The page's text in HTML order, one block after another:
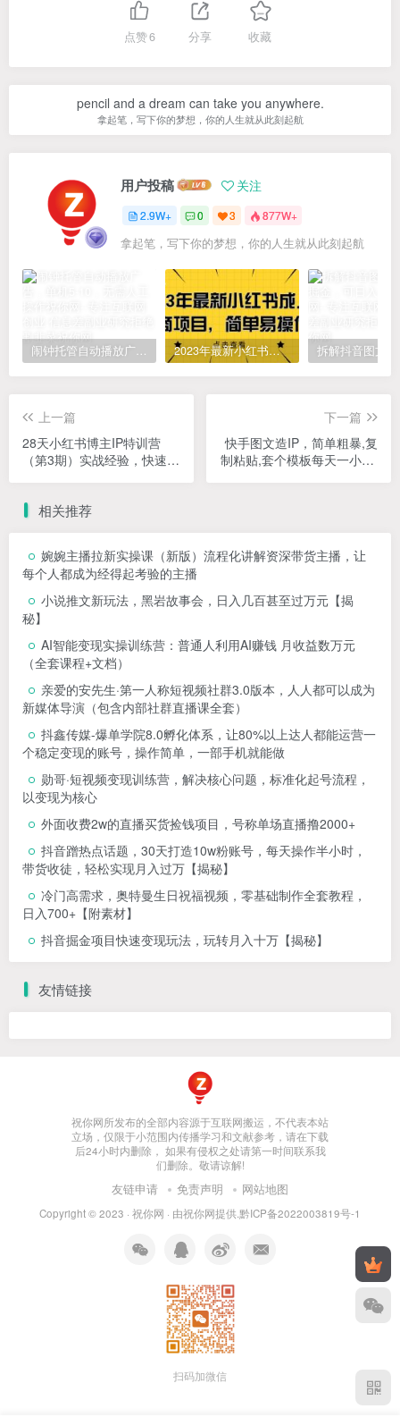
点赞6 分享 收藏
pencil and a dream can take you anywhere.
拿起笔，写下你的梦想，你的人生就从此刻起航
用户投稿 关注
2.9W+ 0 3 877W+
拿起笔，写下你的梦想，你的人生就从此刻起航
闹钟托管自动播放广告，单机5-10，无需人工操作 2023年最新小红书成人电商项目，简单易操作【详细教程】
上一篇
28天小红书博主IP特训营
（第3期）实战经验，快速涨
下一篇
快手图文造IP，简单粗暴,复
制粘贴,套个模板每天一小时,
相关推荐
婉婉主播拉新实操课（新版）流程化讲解资深带货主播，让
每个人都成为经得起考验的主播
小说推文新玩法，黑岩故事会，日入几百甚至过万元【揭
秘】
AI智能变现实操训练营：普通人利用AI赚钱 月收益数万元
（全套课程+文档）
亲爱的安先生·第一人称短视频社群3.0版本，人人都可以成为
新媒体导演（包含内部社群直播课全套）
抖鑫传媒-爆单学院8.0孵化体系，让80%以上达人都能运营一
个稳定变现的账号，操作简单，一部手机就能做
勋哥·短视频变现训练营，解决核心问题，标准化起号流程，
以变现为核心
外面收费2w的直播买货捡钱项目，号称单场直播撸2000+
抖音蹭热点话题，30天打造10w粉账号，每天操作半小时，
带货收徒，轻松实现月入过万【揭秘】
冷门高需求，奥特曼生日祝福视频，零基础制作全套教程，
日入700+【附素材】
抖音掘金项目快速变现玩法，玩转月入十万【揭秘】
友情链接
祝你网所发布的全部内容源于互联网搬运，不代表本站
立场，仅限于小范围内传播学习和文献参考，请在下载
后24小时内删除， 如果有侵权之处请第一时间联系我
们删除。敬请谅解!
友链申请 免责声明 网站地图
Copyright © 2023 · 祝你网 · 由祝你网提供.黔ICP备2022003819号-1
扫码加微信